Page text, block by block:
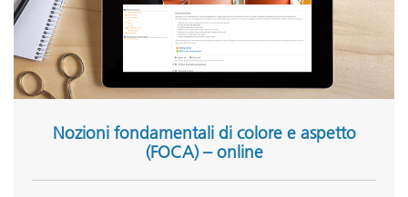
Nozioni fondamentali di colore e aspetto
(FOCA) – online